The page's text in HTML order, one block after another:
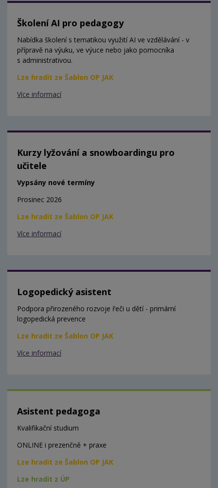
Školení AI pro pedagogy
Nabídka školení s tematikou využití AI ve vzdělávání - v
přípravě na výuku, ve výuce nebo jako pomocníka
s administrativou.
Lze hradit ze Šablon OP JAK
Více informací
Kurzy lyžování a snowboardingu pro
učitele
Vypsány nové termíny
Prosinec 2026
Lze hradit ze Šablon OP JAK
Více informací
Logopedický asistent
Podpora přirozeného rozvoje řeči u dětí - primární
logopedická prevence
Lze hradit ze Šablon OP JAK
Více informací
Asistent pedagoga
Kvalifikační studium
ONLINE i prezenčně + praxe
Lze hradit ze Šablon OP JAK
Lze hradit z ÚP